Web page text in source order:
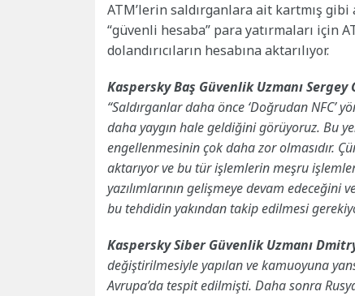
ATM’lerin saldırganlara ait kartmış gibi
“güvenli hesaba” para yatırmaları için
dolandırıcıların hesabına aktarılıyor.
Kaspersky Baş Güvenlik Uzmanı Sergey
“Saldırganlar daha önce ‘Doğrudan NFC’
daha yaygın hale geldiğini görüyoruz. Bu
engellenmesinin çok daha zor olmasıdır.
aktarıyor ve bu tür işlemlerin meşru
yazılımlarının gelişmeye devam edeceğini
bu tehdidin yakından takip edilmesi
Kaspersky Siber Güvenlik Uzmanı
değiştirilmesiyle yapılan ve kamuoyuna
Avrupa’da tespit edilmişti. Daha sonra